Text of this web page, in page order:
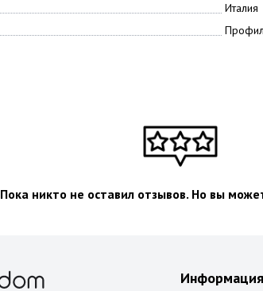
Италия
Пока никто не оставил отзывов. Но вы
Информация